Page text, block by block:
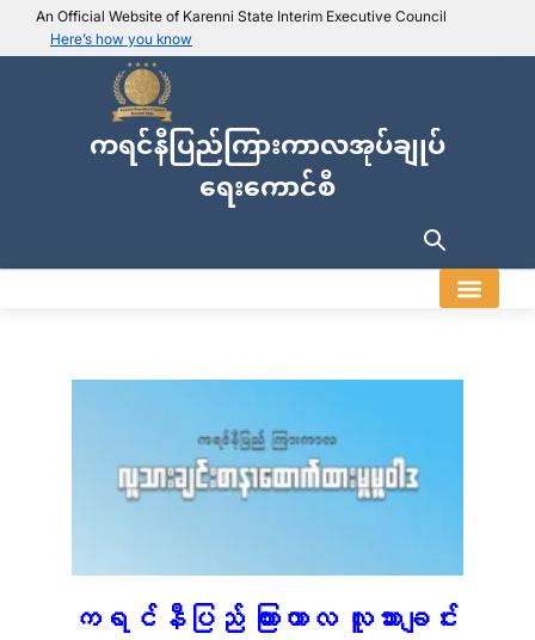
An Official Website of Karenni State Interim Executive Council
Here’s how you know
IEC official website links
Usually end with .ieckarenni.org
Trusted websites
Secure websites use HTTPS
or a URL starting with
ကရင်နီပြည်ကြားကာလအုပ်ချုပ်
ရေးကောင်စီ
ကရင်နီပြည် ကြားကာလ လူသားချင်း